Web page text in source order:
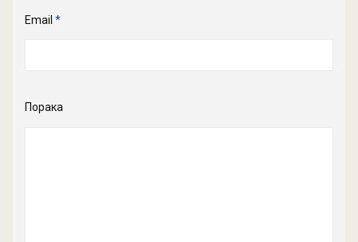
Email *
Порака